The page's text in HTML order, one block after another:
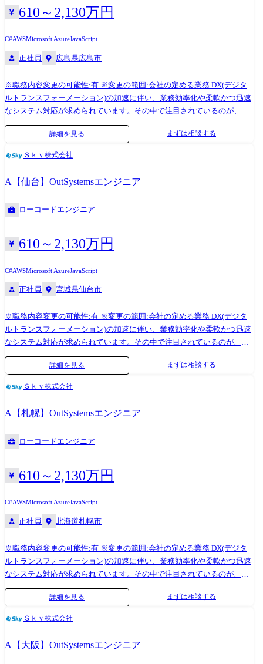
ーション開発や画面設計、業務ロジックの実装を行います。また、標準
外の機能についてはC#やJavaScriptを用いた実装を行う場合もあります。
必要に応じて外部システムと連携するためのWeb APIや取込バッチ処理な
計画・実施を通じて、システムの品質を確保します。 ・導入・運用支援
よりスムーズな運用開始を支援し、導入後は保守・改善提案、必要があ
れば伴走支援にも対応します。 ・技術検証・ナレッジ共有 OutSystemsの
新機能や関連技術の検証を行い、社内外への技術情報の発信やナレッジ
共有を推進します。 技術課題が発生した場合はチーム全体で情報を共有
し、協力して解決します。
っています。 そのため、今までは詳細設計等の実装部分での御活躍が多
かった技術者にも、サービスの企画段階から入っていただき、ユーザー
OutSystems導入に関するコンサルティング、設計、開発、導入後支援ま
携し、AWS、Azureといったクラウド環境へのOutSystems導入・支援を行
います。 より顧客に近い立場で、上流工程から提案型で顧客と共に課題
を解決できる点や、最新の技術トレンドを踏まえた継続的な成長が可能
である点が本業務のやりがいです。 ●OutSystemsエンジニアの主な業務
・提案・プリセールス 現行業務のDX化や既存システムからの移行などの
顧客課題・要望に対して、OutSystemsを使った改善策を検討し、プリセ
ョンなどの提案活動を行います。 ・要件定義・業務設計支援 現行業務の
分析を行い、OutSystemsの機能をベースに業務フローを再設計。業務部
門との連携を通じて実現可能な仕様を策定します。必要に応じて、
OutSystemsを用いたプロトタイプ作成や実現性の検証を並行して行いま
ーション開発や画面設計、業務ロジックの実装を行います。また、標準
外の機能についてはC#やJavaScriptを用いた実装を行う場合もあります。
必要に応じて外部システムと連携するためのWeb APIや取込バッチ処理な
計画・実施を通じて、システムの品質を確保します。 ・導入・運用支援
よりスムーズな運用開始を支援し、導入後は保守・改善提案、必要があ
れば伴走支援にも対応します。 ・技術検証・ナレッジ共有 OutSystemsの
新機能や関連技術の検証を行い、社内外への技術情報の発信やナレッジ
共有を推進します。 技術課題が発生した場合はチーム全体で情報を共有
し、協力して解決します。
610～2,130万円
C#AWSMicrosoft AzureJavaScript
正社員 広島県広島市
※職務内容変更の可能性:有 ※変更の範囲:会社の定める業務 DX(デジタ
ルトランスフォーメーション)の加速に伴い、業務効率化や柔軟かつ迅速
なシステム対応が求められています。その中で注目されているのが、高
い拡張性を持ったローコード開発基盤である「OutSystems」の活用で
す。 OutSystemsは、直感的なビジュアル開発や豊富な標準パーツ、AIに
を支援する開発基盤として多くの企業に導入されています。 また、企業
ごとの要件に合わせて柔軟にシステム構築が可能な数少ないローコード
ツールのため、基幹システムの刷新等の大規模な開発にも携わることが
可能です。 当社では、OutSystemsを活用した業務システムの構築・導入
を通じて、顧客満足度の高い業務プロセスの実現を支援するため、要件
っています。 そのため、今までは詳細設計等の実装部分での御活躍が多
かった技術者にも、サービスの企画段階から入っていただき、ユーザー
OutSystems導入に関するコンサルティング、設計、開発、導入後支援ま
携し、AWS、Azureといったクラウド環境へのOutSystems導入・支援を行
います。 より顧客に近い立場で、上流工程から提案型で顧客と共に課題
を解決できる点や、最新の技術トレンドを踏まえた継続的な成長が可能
である点が本業務のやりがいです。 ●OutSystemsエンジニアの主な業務
・提案・プリセールス 現行業務のDX化や既存システムからの移行などの
顧客課題・要望に対して、OutSystemsを使った改善策を検討し、プリセ
ョンなどの提案活動を行います。 ・要件定義・業務設計支援 現行業務の
分析を行い、OutSystemsの機能をベースに業務フローを再設計。業務部
門との連携を通じて実現可能な仕様を策定します。必要に応じて、
OutSystemsを用いたプロトタイプ作成や実現性の検証を並行して行いま
ーション開発や画面設計、業務ロジックの実装を行います。また、標準
外の機能についてはC#やJavaScriptを用いた実装を行う場合もあります。
必要に応じて外部システムと連携するためのWeb APIや取込バッチ処理な
計画・実施を通じて、システムの品質を確保します。 ・導入・運用支援
よりスムーズな運用開始を支援し、導入後は保守・改善提案、必要があ
れば伴走支援にも対応します。 ・技術検証・ナレッジ共有 OutSystemsの
新機能や関連技術の検証を行い、社内外への技術情報の発信やナレッジ
共有を推進します。 技術課題が発生した場合はチーム全体で情報を共有
し、協力して解決します。
詳細を見る まずは相談する
Ｓｋｙ株式会社
A【仙台】OutSystemsエンジニア
ローコードエンジニア
610～2,130万円
C#AWSMicrosoft AzureJavaScript
正社員 宮城県仙台市
※職務内容変更の可能性:有 ※変更の範囲:会社の定める業務 DX(デジタ
ルトランスフォーメーション)の加速に伴い、業務効率化や柔軟かつ迅速
なシステム対応が求められています。その中で注目されているのが、高
い拡張性を持ったローコード開発基盤である「OutSystems」の活用で
す。 OutSystemsは、直感的なビジュアル開発や豊富な標準パーツ、AIに
よる開発アシスト機能を備えた統合プラットフォームであり、業務改革
ごとの要件に合わせて柔軟にシステム構築が可能な数少ないローコード
ツールのため、基幹システムの刷新等の大規模な開発にも携わることが
可能です。 当社では、OutSystemsを活用した業務システムの構築・導入
を通じて、顧客満足度の高い業務プロセスの実現を支援するため、要件
っています。 そのため、今までは詳細設計等の実装部分での御活躍が多
かった技術者にも、サービスの企画段階から入っていただき、ユーザー
OutSystems導入に関するコンサルティング、設計、開発、導入後支援ま
携し、AWS、Azureといったクラウド環境へのOutSystems導入・支援を行
います。 より顧客に近い立場で、上流工程から提案型で顧客と共に課題
を解決できる点や、最新の技術トレンドを踏まえた継続的な成長が可能
である点が本業務のやりがいです。 ●OutSystemsエンジニアの主な業務
・提案・プリセールス 現行業務のDX化や既存システムからの移行などの
顧客課題・要望に対して、OutSystemsを使った改善策を検討し、プリセ
ョンなどの提案活動を行います。 ・要件定義・業務設計支援 現行業務の
分析を行い、OutSystemsの機能をベースに業務フローを再設計。業務部
詳細を見る まずは相談する
Ｓｋｙ株式会社
A【札幌】OutSystemsエンジニア
ローコードエンジニア
610～2,130万円
C#AWSMicrosoft AzureJavaScript
正社員 北海道札幌市
※職務内容変更の可能性:有 ※変更の範囲:会社の定める業務 DX(デジタ
ルトランスフォーメーション)の加速に伴い、業務効率化や柔軟かつ迅速
なシステム対応が求められています。その中で注目されているのが、高
い拡張性を持ったローコード開発基盤である「OutSystems」の活用で
す。 OutSystemsは、直感的なビジュアル開発や豊富な標準パーツ、AIに
ごとの要件に合わせて柔軟にシステム構築が可能な数少ないローコード
ツールのため、基幹システムの刷新等の大規模な開発にも携わることが
詳細を見る まずは相談する
Ｓｋｙ株式会社
A【大阪】OutSystemsエンジニア